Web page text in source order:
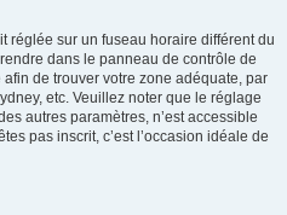
réglée sur un fuseau horaire différent du
dans le panneau de contrôle de
de trouver votre zone adéquate, par
etc. Veuillez noter que le réglage
autres paramètres, n’est accessible
pas inscrit, c’est l’occasion idéale de